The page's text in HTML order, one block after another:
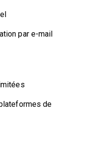
par e-mail
de